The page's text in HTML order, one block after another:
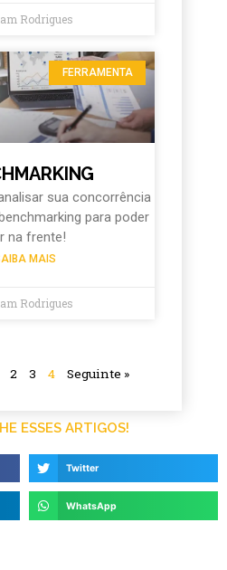
Rodrigues
FERRAMENTA
sua concorrência
para poder
na frente!
MAIS
Rodrigues
2 3 4 Seguinte »
ESSES ARTIGOS!
Twitter
WhatsApp